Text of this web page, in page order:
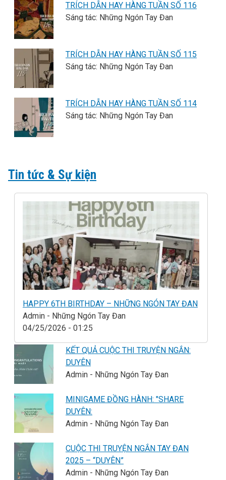
TRÍCH DẪN HAY HÀNG TUẦN SỐ 116
Sáng tác: Những Ngón Tay Đan
TRÍCH DẪN HAY HÀNG TUẦN SỐ 115
Sáng tác: Những Ngón Tay Đan
TRÍCH DẪN HAY HÀNG TUẦN SỐ 114
Sáng tác: Những Ngón Tay Đan
Tin tức & Sự kiện
HAPPY 6TH BIRTHDAY – NHỮNG NGÓN TAY ĐAN
Admin - Những Ngón Tay Đan
04/25/2026 - 01:25
KẾT QUẢ CUỘC THI TRUYỆN NGẮN:
DUYÊN
Admin - Những Ngón Tay Đan
MINIGAME ĐỒNG HÀNH: "SHARE
DUYÊN:
Admin - Những Ngón Tay Đan
CUỘC THI TRUYỆN NGẮN TAY ĐAN
2025 – “DUYÊN”
Admin - Những Ngón Tay Đan